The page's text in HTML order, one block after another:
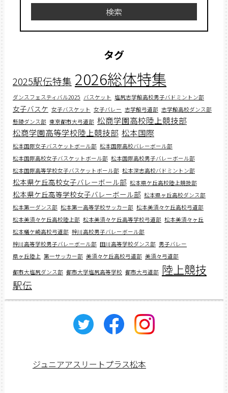
検索
タグ
2025駅伝特集 2026総体特集
ダンスフェスティバル2025 バスケット 塩尻志学館高校男子バドミントン部
女子バスケ 女子バスケット 女子バレー 志学館弓道部 志学館高校ダンス部
懸陵ダンス部 東京都市大弓道部 松商学園高校陸上競技部
松商学園高等学校陸上競技部 松本国際
松本国際女子バスケットボール部 松本国際高校バレーボール部
松本国際高校女子バスケットボール部 松本国際高校男子バレーボール部
松本国際高等学校女子バスケットボール部 松本深志高校バドミントン部
松本県ケ丘高校女子バレーボール部 松本県ケ丘高校陸上競技部
松本県ケ丘高等学校女子バレーボール部 松本県ヶ丘高校ダンス部
松本第一ダンス部 松本第一高等学校サッカー部 松本美須々ケ丘高校弓道部
松本美須々ケ丘高校陸上部 松本美須々ケ丘高等学校弓道部 松本美須々ヶ丘
松本蟻ケ崎高校弓道部 梓川高校男子バレーボール部
梓川高等学校男子バレーボール部 田川高等学校ダンス部 男子バレー
県ヶ丘陸上 第一サッカー部 美須々ケ丘高校弓道部 美須々弓道部
都市大塩尻ダンス部 都市大学塩尻高等学校 都市大弓道部 陸上競技
駅伝
ジュニアアスリートプラス松本